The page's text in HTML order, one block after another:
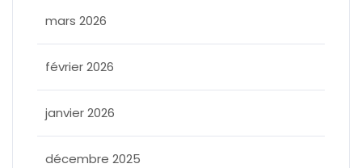
mars 2026
février 2026
janvier 2026
décembre 2025